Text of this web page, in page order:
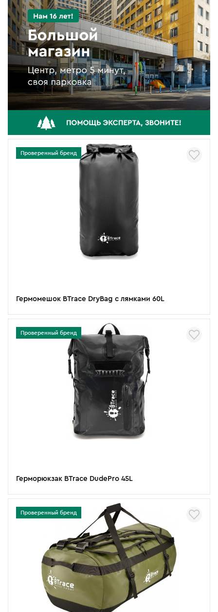
Проверенный бренд
Гермомешок BTrace DryBag с лямками 60L
Проверенный бренд
Герморюкзак BTrace DudePro 45L
Проверенный бренд